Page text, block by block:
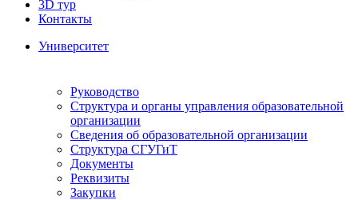
3D тур
Контакты
Университет
Руководство
Структура и органы управления образовательной
организации
Сведения об образовательной организации
Структура СГУГиТ
Документы
Реквизиты
Закупки